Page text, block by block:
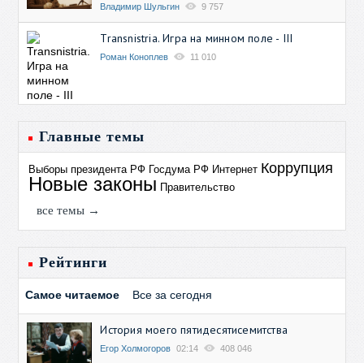
Владимир Шульгин 9 757
Transnistria. Игра на минном поле - III
Роман Коноплев 11 010
Главные темы
Выборы президента РФ Госдума РФ Интернет Коррупция
Новые законы Правительство
все темы →
Рейтинги
Самое читаемое Все за сегодня
История моего пятидесятисемитства
Егор Холмогоров 02:14 408 046